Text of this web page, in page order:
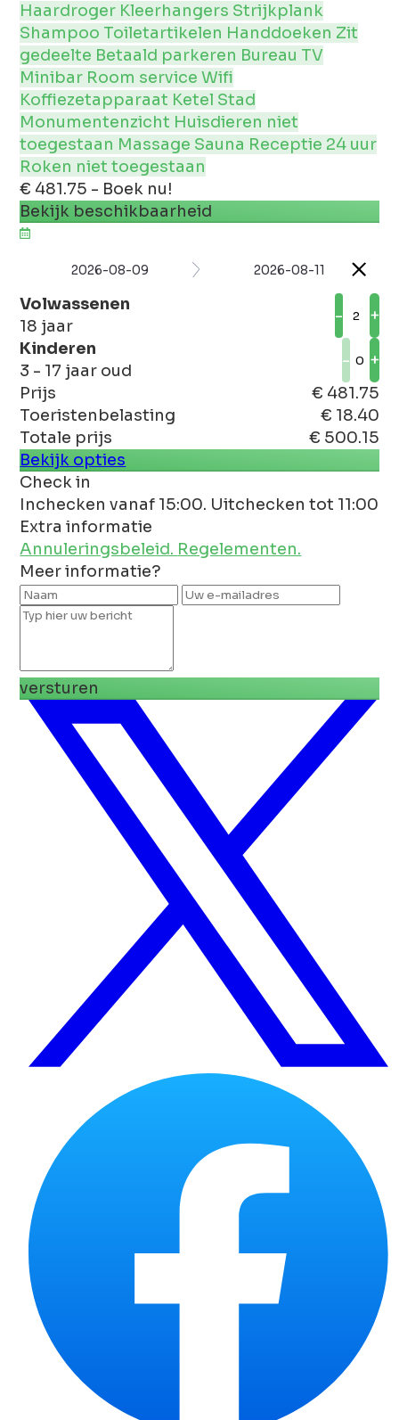
Haardroger Kleerhangers Strijkplank
Shampoo Toiletartikelen Handdoeken Zit
gedeelte Betaald parkeren Bureau TV
Minibar Room serviceWifi
Koffiezetapparaat Ketel Stad
Monumentenzicht Huisdieren niet
toegestaan Massage Sauna Receptie 24 uur
Roken niet toegestaan
€ 481.75 - Boek nu!
Bekijk beschikbaarheid
2026-08-09 2026-08-11
Volwassenen
18 jaar
-
+
Kinderen
3 - 17 jaar oud
-
+
Prijs
€ 481.75
Toeristenbelasting
€ 18.40
Totale prijs
€ 500.15
Bekijk opties
Check in
Inchecken vanaf 15:00. Uitchecken tot 11:00
Extra informatie
Annuleringsbeleid. Regelementen.
Meer informatie?
versturen